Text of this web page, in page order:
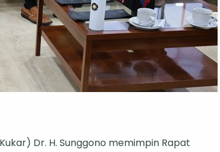
Dr. H. Sunggono memimpin Rapat